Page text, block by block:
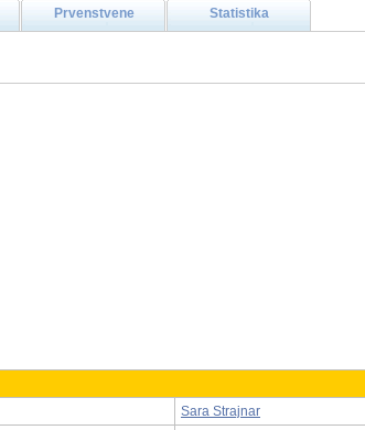
Prvenstvene Statistika
Sara Strajnar